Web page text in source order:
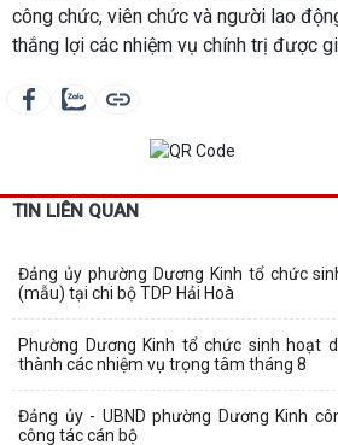
công chức, viên chức và người lao
thắng lợi các nhiệm vụ chính trị được
TIN LIÊN QUAN
Đảng ủy phường Dương Kinh tổ chức
(mẫu) tại chi bộ TDP Hải Hoà
Phường Dương Kinh tổ chức sinh hoạt
thành các nhiệm vụ trọng tâm tháng 8
Đảng ủy - UBND phường Dương Kinh
công tác cán bộ